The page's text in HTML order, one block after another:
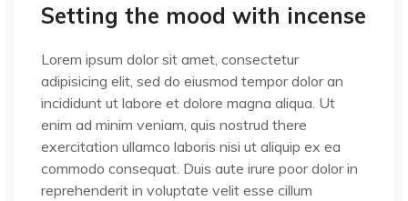
Setting the mood with incense
Lorem ipsum dolor sit amet, consectetur
adipisicing elit, sed do eiusmod tempor dolor an
incididunt ut labore et dolore magna aliqua. Ut
enim ad minim veniam, quis nostrud there
exercitation ullamco laboris nisi ut aliquip ex ea
commodo consequat. Duis aute irure poor dolor in
reprehenderit in voluptate velit esse cillum